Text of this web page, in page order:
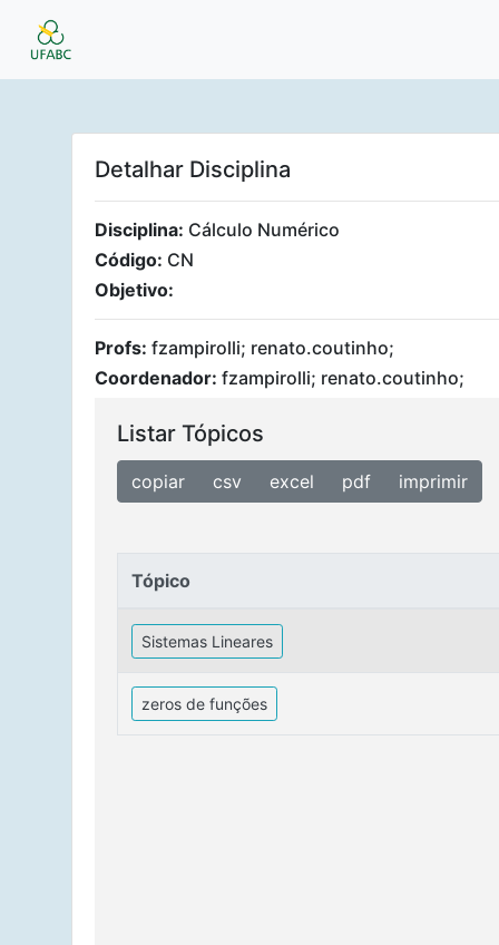
Detalhar Disciplina
Disciplina: Cálculo Numérico
Código: CN
Objetivo:
Profs: fzampirolli; renato.coutinho;
Coordenador: fzampirolli; renato.coutinho;
Listar Tópicos
copiar csv excel pdf imprimir
Tópico
Tópico
Sistemas Lineares
zeros de funções